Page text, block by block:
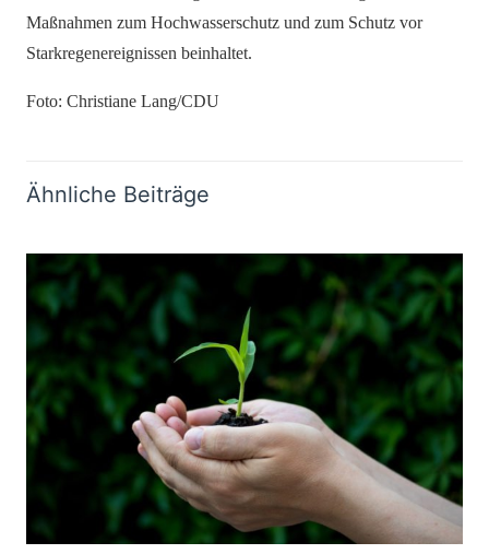
Maßnahmen zum Hochwasserschutz und zum Schutz vor
Starkregenereignissen beinhaltet.
Foto: Christiane Lang/CDU
Ähnliche Beiträge